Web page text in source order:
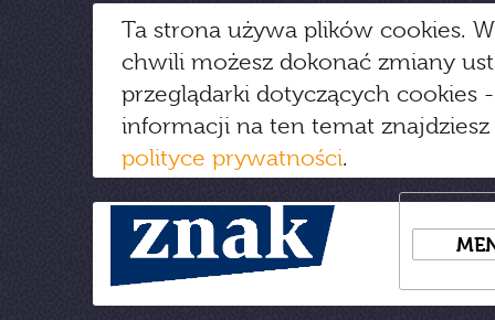
Ta strona używa plików cookies.
chwili możesz dokonać zmiany
przeglądarki dotyczących cookies
informacji na ten temat
polityce prywatności.